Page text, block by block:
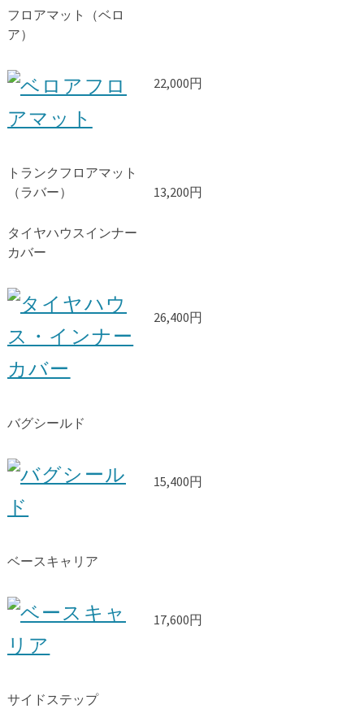
フロアマット（ベロ
ア）
22,000円
トランクフロアマット
（ラバー）
13,200円
タイヤハウスインナー
カバー
26,400円
バグシールド
15,400円
ベースキャリア
17,600円
サイドステップ